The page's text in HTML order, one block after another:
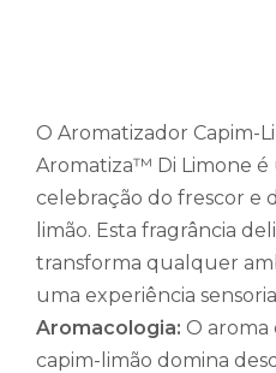
O Aromatizador Capim-
Aromatiza™ Di Limone é
celebração do frescor e
limão. Esta fragrância
transforma qualquer
uma experiência
Aromacologia: O
capim-limão domina